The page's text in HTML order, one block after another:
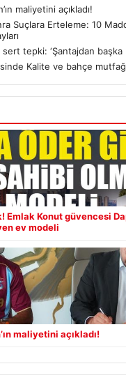
maliyetini açıkladı!
Suçlara Erteleme: 10
sert tepki: ‘Şantajdan
Kalite ve bahçe mutfağı
Emlak Konut güvencesi
ev modeli
maliyetini açıkladı!